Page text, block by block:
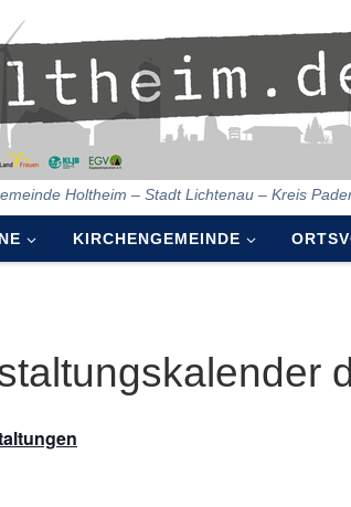
Holtheim – Stadt Lichtenau – Kreis
KIRCHENGEMEINDE